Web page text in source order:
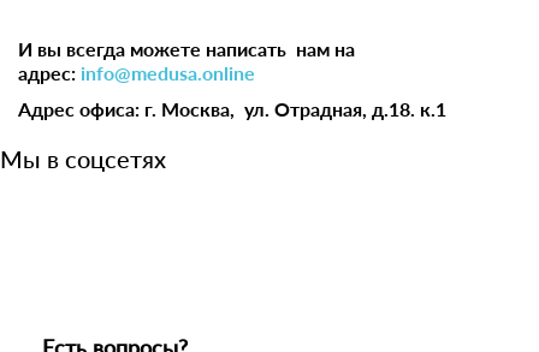
И вы всегда можете написать нам на
адрес: info@medusa.online
Адрес офиса: г. Москва , ул. Отрадная, д.18. к.1
Мы в соцсетях